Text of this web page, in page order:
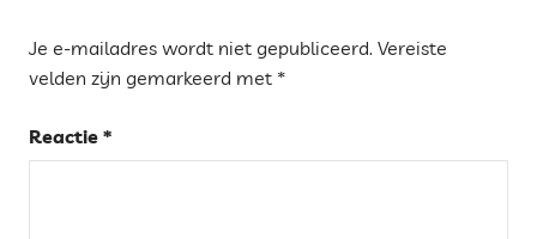
Je e-mailadres wordt niet gepubliceerd. Vereiste
velden zijn gemarkeerd met *
Reactie *